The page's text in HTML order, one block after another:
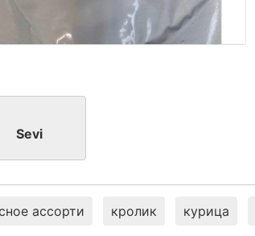
Sevi
ассорти кролик курица